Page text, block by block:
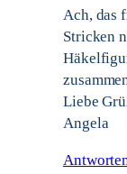
Ach, das
Stricken
Liebe
Angela